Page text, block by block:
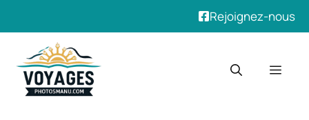
Rejoignez-nous
contenu